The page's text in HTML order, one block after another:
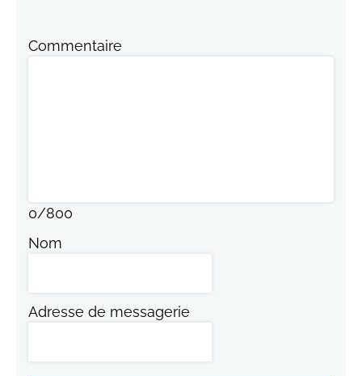
Commentaire
0/800
Nom
Adresse de messagerie